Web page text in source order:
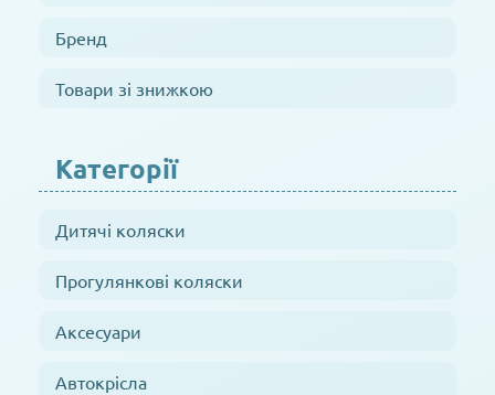
Бренд
Товари зі знижкою
Категорії
Дитячі коляски
Прогулянкові коляски
Аксесуари
Автокрісла